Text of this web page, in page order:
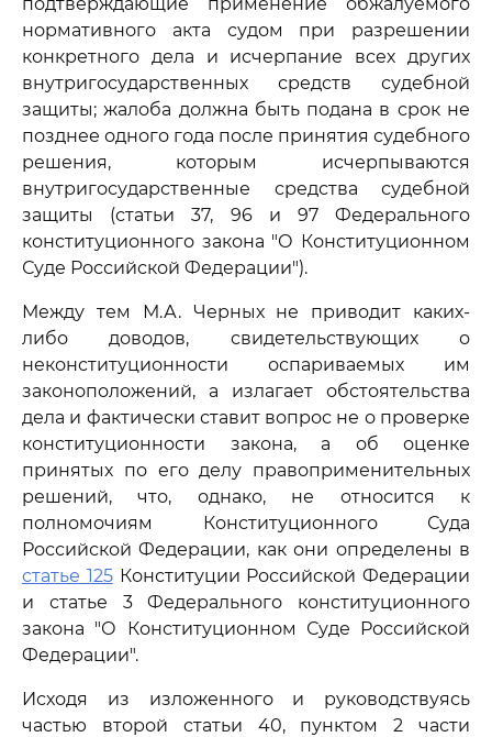
нормативного акта судом при разрешении
конкретного дела и исчерпание всех других
внутригосударственных средств судебной
защиты; жалоба должна быть подана в срок не
позднее одного года после принятия судебного
решения, которым исчерпываются
внутригосударственные средства судебной
защиты (статьи 37, 96 и 97 Федерального
конституционного закона "О Конституционном
Суде Российской Федерации").
Между тем М.А. Черных не приводит каких-
либо доводов, свидетельствующих о
неконституционности оспариваемых им
законоположений, а излагает обстоятельства
дела и фактически ставит вопрос не о проверке
конституционности закона, а об оценке
принятых по его делу правоприменительных
решений, что, однако, не относится к
полномочиям Конституционного Суда
Российской Федерации, как они определены в
статье 125Конституции Российской Федерации
и статье 3 Федерального конституционного
закона "О Конституционном Суде Российской
Федерации".
Исходя из изложенного и руководствуясь
частью второй статьи 40, пунктом 2 части